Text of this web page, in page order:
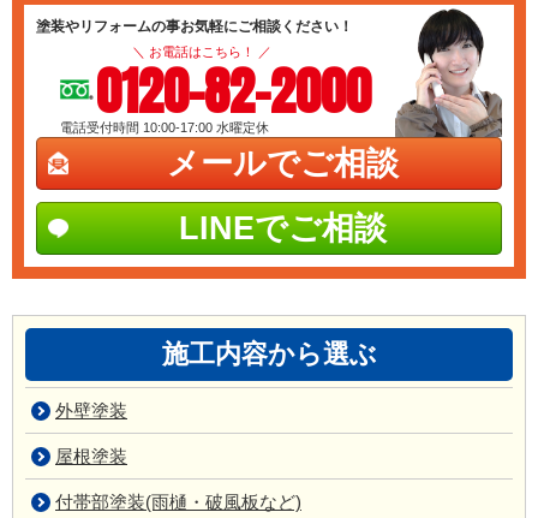
塗装やリフォームの事お気軽にご相談ください！
＼ お電話はこちら！ ／
0120-82-2000
電話受付時間 10:00-17:00 水曜定休
メールでご相談
LINEでご相談
施工内容から選ぶ
外壁塗装
屋根塗装
付帯部塗装(雨樋・破風板など)